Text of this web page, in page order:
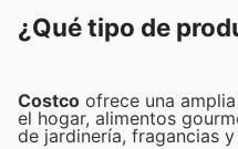
¿Qué tipo de
Costco ofrece una
el hogar, alimentos
de jardinería, fragancias